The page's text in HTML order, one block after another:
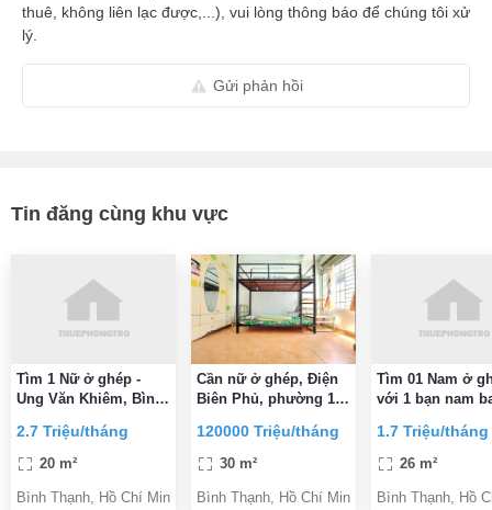
thuê, không liên lạc được,...), vui lòng thông báo để chúng tôi xử
lý.
Gửi phản hồi
Tin đăng cùng khu vực
Tìm 1 Nữ ở ghép -
Ung Văn Khiêm, Bình
2người
2.7 Triệu/tháng
20 m²
Bình Thạnh, Hồ Chí Minh
Cần nữ ở ghép, Điện
Biên Phủ, phường 15,
Hồng Bàng, Thủy Lợi
120000 Triệu/tháng
30 m²
Bình Thạnh, Hồ Chí Minh
Tìm 01 Nam ở
với 1 bạn nam
1.7 Triệu/tháng
26 m²
Bình Thạnh, Hồ